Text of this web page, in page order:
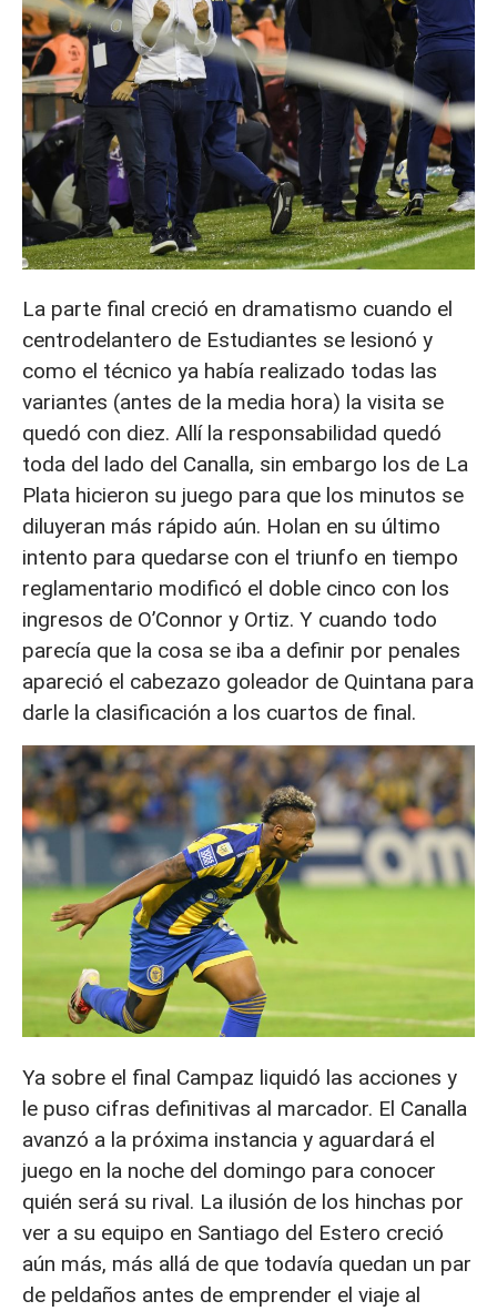
La parte final creció en dramatismo cuando el
centrodelantero de Estudiantes se lesionó y
como el técnico ya había realizado todas las
variantes (antes de la media hora) la visita se
quedó con diez. Allí la responsabilidad quedó
toda del lado del Canalla, sin embargo los de La
Plata hicieron su juego para que los minutos se
diluyeran más rápido aún. Holan en su último
intento para quedarse con el triunfo en tiempo
reglamentario modificó el doble cinco con los
ingresos de O’Connor y Ortiz. Y cuando todo
parecía que la cosa se iba a definir por penales
apareció el cabezazo goleador de Quintana para
darle la clasificación a los cuartos de final.
Ya sobre el final Campaz liquidó las acciones y
le puso cifras definitivas al marcador. El Canalla
avanzó a la próxima instancia y aguardará el
juego en la noche del domingo para conocer
quién será su rival. La ilusión de los hinchas por
ver a su equipo en Santiago del Estero creció
aún más, más allá de que todavía quedan un par
de peldaños antes de emprender el viaje al